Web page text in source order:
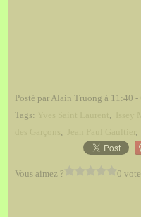
Posté par Alain Truong à 11:40 -
Tags:
,
, ,
Vous aimez ? 0 vote